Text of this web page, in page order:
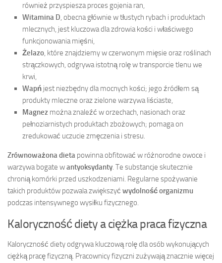
również przyspiesza proces gojenia ran,
Witamina D, obecna głównie w tłustych rybach i produktach
mlecznych, jest kluczowa dla zdrowia kości i właściwego
funkcjonowania mięśni,
Żelazo, które znajdziemy w czerwonym mięsie oraz roślinach
strączkowych, odgrywa istotną rolę w transporcie tlenu we
krwi,
Wapń jest niezbędny dla mocnych kości; jego źródłem są
produkty mleczne oraz zielone warzywa liściaste,
Magnez można znaleźć w orzechach, nasionach oraz
pełnoziarnistych produktach zbożowych; pomaga on
zredukować uczucie zmęczenia i stresu.
Zrównoważona dieta powinna obfitować w różnorodne owoce i
warzywa bogate wantyoksydanty. Te substancje skutecznie
chronią komórki przed uszkodzeniami. Regularne spożywanie
takich produktów pozwala zwiększyć wydolność organizmu
podczas intensywnego wysiłku fizycznego.
Kaloryczność diety a ciężka praca fizyczna
Kaloryczność diety odgrywa kluczową rolę dla osób wykonujących
ciężką pracę fizyczną. Pracownicy fizyczni zużywają znacznie więcej